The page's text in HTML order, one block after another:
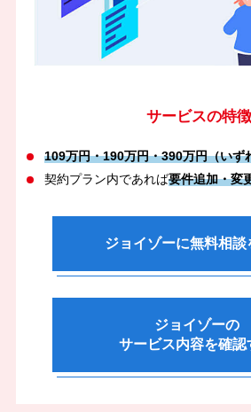
サービスの特徴
109万円・190万円・390万円（いず
契約プラン内であれば要件追加・変
ジョイゾーに無料相談
ジョイゾーの
サービス内容を確認